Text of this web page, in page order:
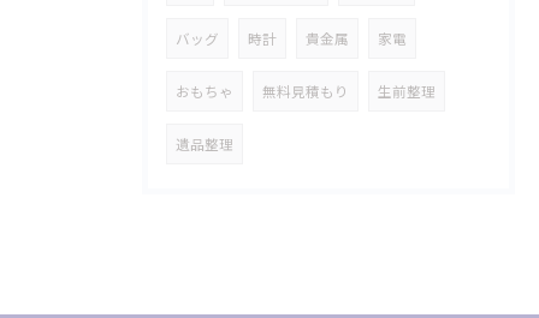
バッグ 時計 貴金属 家電
おもちゃ 無料見積もり 生前整理
遺品整理